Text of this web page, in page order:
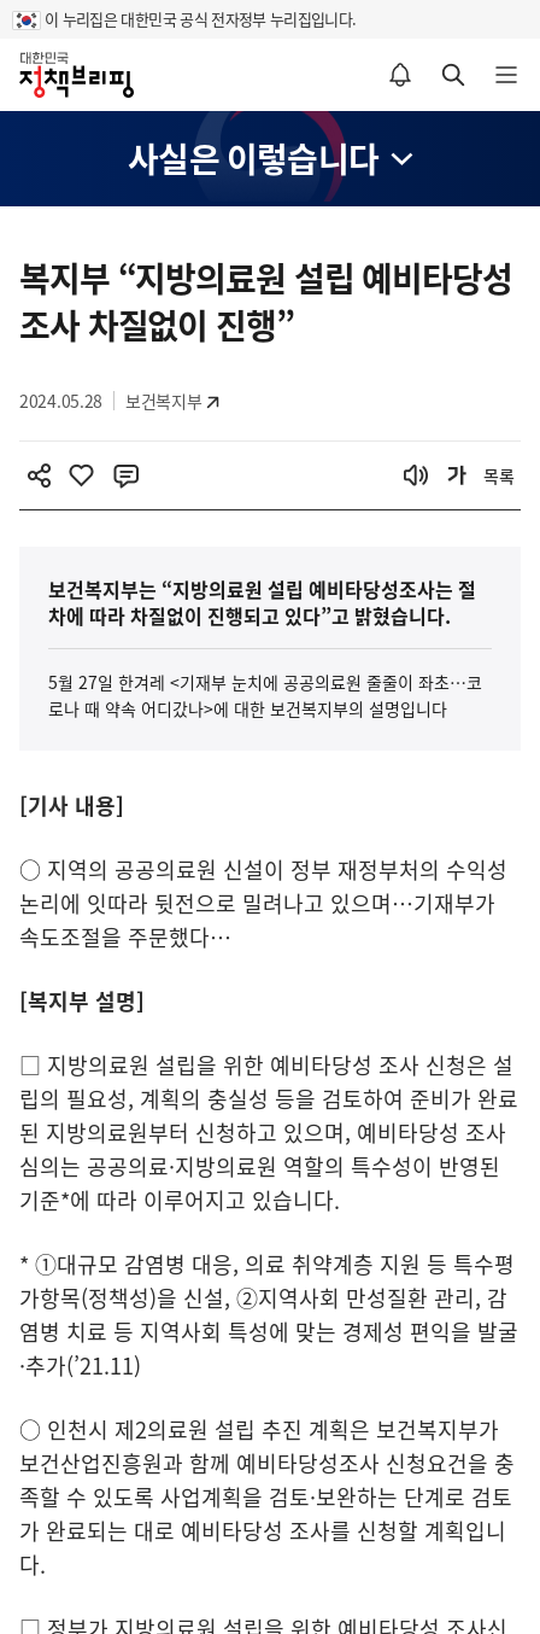
이 누리집은 대한민국 공식 전자정부 누리집입니다.
홈
알림설정 바로가기 검색 바로가기 메뉴 열기
사실은 이렇습니다
텐
츠
영
복지부 “지방의료원 설립 예비타당성
조사 차질없이 진행”
2024.05.28 보건복지부
목록
보건복지부는 “지방의료원 설립 예비타당성조사는 절
차에 따라 차질없이 진행되고 있다”고 밝혔습니다.
5월 27일 한겨레 <기재부 눈치에 공공의료원 줄줄이 좌초…코
로나 때 약속 어디갔나>에 대한 보건복지부의 설명입니다
[기사 내용]
○ 지역의 공공의료원 신설이 정부 재정부처의 수익성
논리에 잇따라 뒷전으로 밀려나고 있으며…기재부가
속도조절을 주문했다…
[복지부 설명]
□ 지방의료원 설립을 위한 예비타당성 조사 신청은 설
립의 필요성, 계획의 충실성 등을 검토하여 준비가 완료
된 지방의료원부터 신청하고 있으며, 예비타당성 조사
심의는 공공의료·지방의료원 역할의 특수성이 반영된
기준*에 따라 이루어지고 있습니다.
* ①대규모 감염병 대응, 의료 취약계층 지원 등 특수평
가항목(정책성)을 신설, ②지역사회 만성질환 관리, 감
염병 치료 등 지역사회 특성에 맞는 경제성 편익을 발굴
·추가(’21.11)
○ 인천시 제2의료원 설립 추진 계획은 보건복지부가
보건산업진흥원과 함께 예비타당성조사 신청요건을 충
족할 수 있도록 사업계획을 검토·보완하는 단계로 검토
가 완료되는 대로 예비타당성 조사를 신청할 계획입니
다.